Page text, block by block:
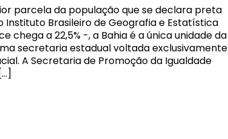
parcela da população que se declara preta
Instituto Brasileiro de Geografia e Estatística
chega a 22,5% -, a Bahia é a única unidade da
secretaria estadual voltada exclusivamente
A Secretaria de Promoção da Igualdade